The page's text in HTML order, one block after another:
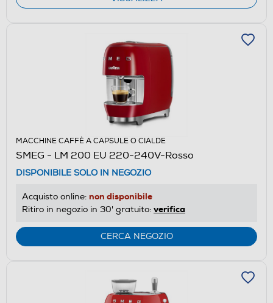
MACCHINE CAFFÈ A CAPSULE O CIALDE
SMEG - LM 200 EU 220-240V-Rosso
DISPONIBILE SOLO IN NEGOZIO
Acquisto online: non disponibile
Ritiro in negozio in 30' gratuito: verifica
CERCA NEGOZIO